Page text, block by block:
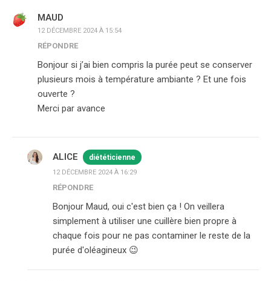
MAUD
12 DÉCEMBRE 2024 À 15:54
RÉPONDRE
Bonjour si j’ai bien compris la purée peut se conserver
plusieurs mois à température ambiante ? Et une fois
ouverte ?
Merci par avance
ALICE diététicienne
12 DÉCEMBRE 2024 À 16:29
RÉPONDRE
Bonjour Maud, oui c'est bien ça ! On veillera
simplement à utiliser une cuillère bien propre à
chaque fois pour ne pas contaminer le reste de la
purée d'oléagineux 😉